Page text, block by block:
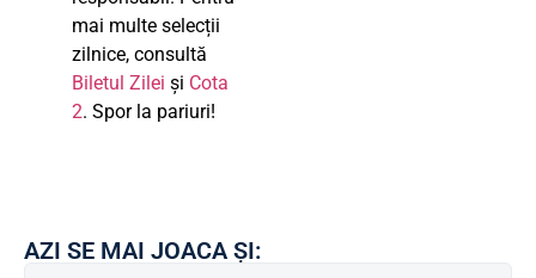
mai multe selecții
zilnice, consultă
Biletul Zilei și Cota
2. Spor la pariuri!
AZI SE MAI JOACA ȘI: